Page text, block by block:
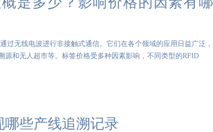
过无线电波进行非接触式通信。它们在各个领域的应用日益广泛，
源和无人超市等。标签价格受多种因素影响，不同类型的RFID
些产线追溯记录